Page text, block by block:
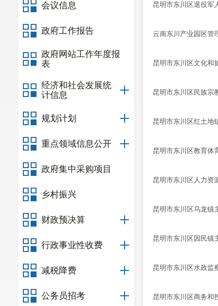
会议信息
政府工作报告
政府网站工作年度报
表
经济和社会发展统
计信息
规划计划
重点领域信息公开
政府集中采购项目
乡村振兴
财政预决算
行政事业性收费
减税降费
公务员招考
昆明市东川区退役军
云南东川产业园区管
昆明市东川区文化和
昆明市东川区民族宗
昆明市东川区红土地
昆明市东川区教育体
昆明市东川区人力资
昆明市东川区乌龙镇
昆明市东川区因民镇
昆明市东川区水政监
昆明市东川区商务和